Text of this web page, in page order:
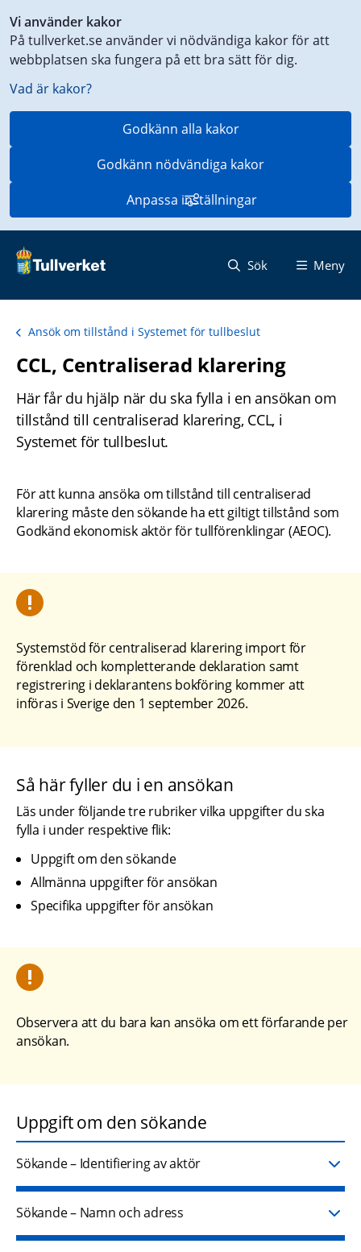
Vi använder kakor
På tullverket.se använder vi nödvändiga kakor för att
webbplatsen ska fungera på ett bra sätt för dig.
Vad är kakor?
Godkänn alla kakor
Godkänn nödvändiga kakor
Anpassa inställningar
till
innehåll
på
aktuell
Sök Meny
Ansök om tillstånd i Systemet för tullbeslut
CCL, Centraliserad klarering
Här får du hjälp när du ska fylla i en ansökan om
tillstånd till centraliserad klarering, CCL, i
Systemet för tullbeslut.
För att kunna ansöka om tillstånd till centraliserad
klarering måste den sökande ha ett giltigt tillstånd som
Godkänd ekonomisk aktör för tullförenklingar (AEOC).
Systemstöd för centraliserad klarering import för
förenklad och kompletterande deklaration samt
registrering i deklarantens bokföring kommer att
införas i Sverige den 1 september 2026.
Så här fyller du i en ansökan
Läs under följande tre rubriker vilka uppgifter du ska
fylla i under respektive flik:
Uppgift om den sökande
Allmänna uppgifter för ansökan
Specifika uppgifter för ansökan
Observera att du bara kan ansöka om ett förfarande per
ansökan.
Uppgift om den sökande
Sökande – Identifiering av aktör
Sökande – Namn och adress